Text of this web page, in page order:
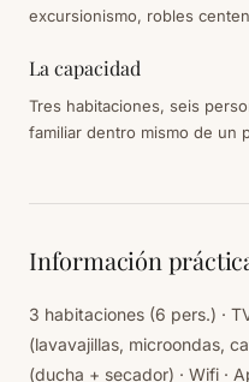
excursionismo, robles
La capacidad
Tres habitaciones, seis
familiar dentro mismo de un
Información
3 habitaciones (6 pers.) ·
(lavavajillas, microondas,
(ducha + secador) · Wifi ·